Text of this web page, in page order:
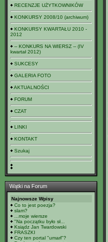
RECENZJE UŻYTKOWNIKÓW
KONKURSY 2008/10 (archiwum)
KONKURSY KWARTAŁU 2010 -
2012
-- KONKURS NA WIERSZ -- (IV
kwartał 2012)
SUKCESY
GALERIA FOTO
AKTUALNOŚCI
FORUM
CZAT
LINKI
KONTAKT
Szukaj
Wątki na Forum
Najnowsze Wpisy
Co to jest poezja?
slam?
...moje wiersze
"Na początku było sł...
Ksiądz Jan Twardowski
FRASZKI
Czy ten portal "umarł"?